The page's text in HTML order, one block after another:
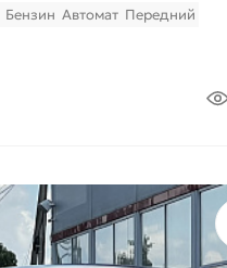
Бензин Автомат Передний